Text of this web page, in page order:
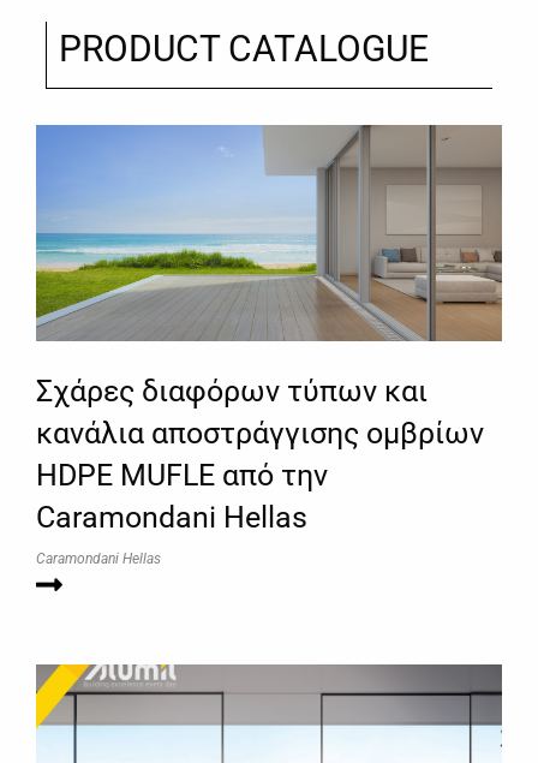
PRODUCT CATALOGUE
Σχάρες διαφόρων τύπων και
κανάλια αποστράγγισης ομβρίων
HDPE MUFLE από την
Caramondani Hellas
Caramondani Hellas